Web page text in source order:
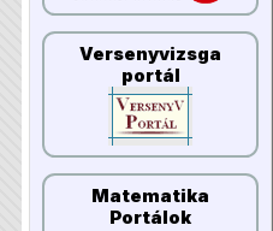
Versenyvizsga
portál
Matematika
Portálok